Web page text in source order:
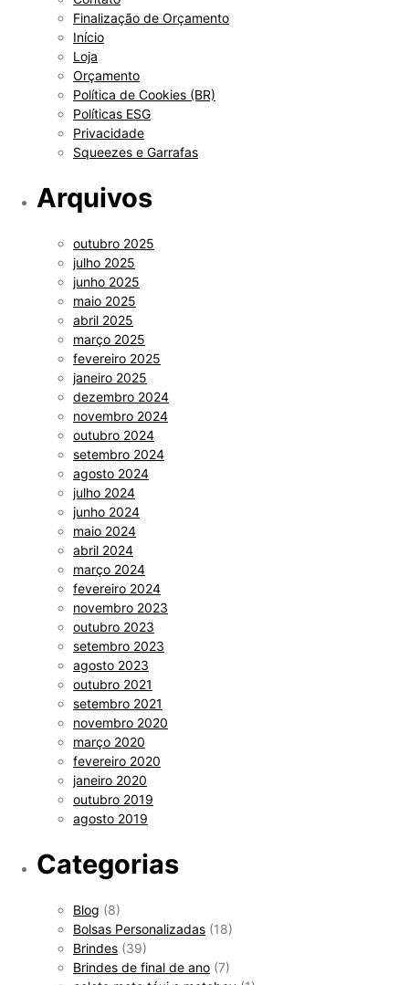
Finalização de Orçamento
Início
Loja
Orçamento
Política de Cookies (BR)
Políticas ESG
Privacidade
Squeezes e Garrafas
Arquivos
outubro 2025
julho 2025
junho 2025
maio 2025
abril 2025
março 2025
fevereiro 2025
janeiro 2025
dezembro 2024
novembro 2024
outubro 2024
setembro 2024
agosto 2024
julho 2024
junho 2024
maio 2024
abril 2024
março 2024
fevereiro 2024
novembro 2023
outubro 2023
setembro 2023
agosto 2023
outubro 2021
setembro 2021
novembro 2020
março 2020
fevereiro 2020
janeiro 2020
outubro 2019
agosto 2019
Categorias
Blog (8)
Bolsas Personalizadas (18)
Brindes (39)
Brindes de final de ano (7)